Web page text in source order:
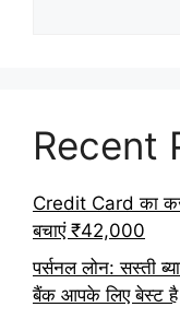
Recent
Credit Card का
बचाएं ₹42,000
पर्सनल लोन: सस्ती
बैंक आपके लिए बेस्ट है